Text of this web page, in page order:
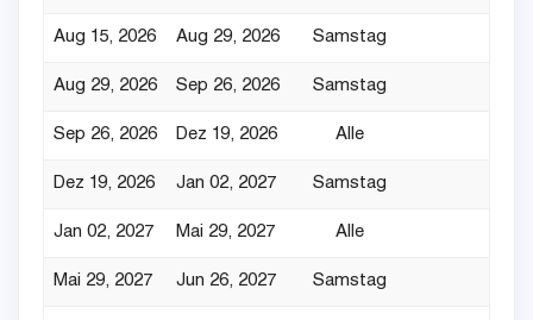
Aug 15, 2026 Aug 29, 2026 Samstag
Aug 29, 2026 Sep 26, 2026 Samstag
Sep 26, 2026 Dez 19, 2026 Alle
Dez 19, 2026 Jan 02, 2027 Samstag
Jan 02, 2027 Mai 29, 2027 Alle
Mai 29, 2027 Jun 26, 2027 Samstag